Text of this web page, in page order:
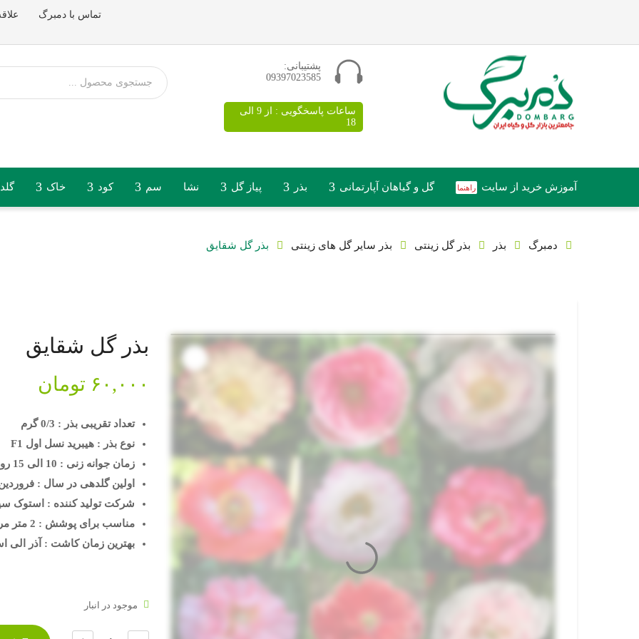
تماس با دمبرگ
پشتیبانی:
09397023585
ساعات پاسخگویی : از 9 الی
18
آموزش خرید از سایت گل و گیاهان آپارتمانی بذر پیاز گل نشا سم کود خاک
دمبرگ بذر بذر گل زینتی بذر سایر گل های زینتی بذر گل شقایق
بذر گل شقایق
۶۰,۰۰۰ تومان
تعداد تقریبی بذر : 0/3 گرم
نوع بذر : هیبرید نسل اول F1
زمان جوانه زنی : 10 الی 15 روز
اولین گلدهی در سال :
شرکت تولید کننده : استوک
مناسب برای پوشش : 2 متر مربع
بهترین زمان کاشت : آذر الی
موجود در انبار